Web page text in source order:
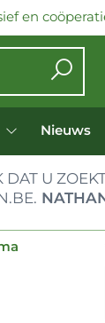
en
Nieuws
U